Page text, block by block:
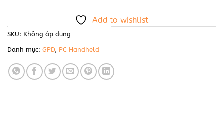
Add to wishlist
SKU: Không áp dụng
Danh mục: GPD, PC Handheld